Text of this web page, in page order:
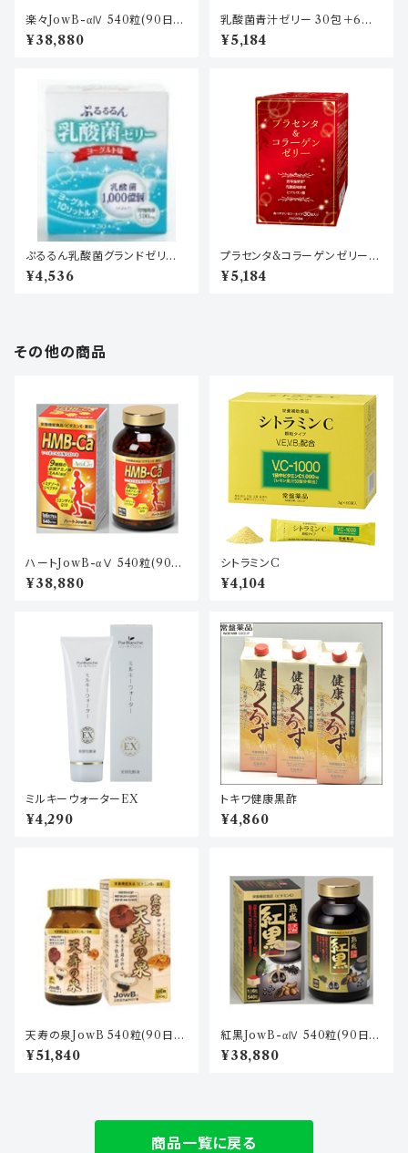
楽々JowB-αⅣ 540粒(90日
分)
¥38,880
乳酸菌青汁ゼリー 30包＋6包
(30日分)
¥5,184
ぷるるん乳酸菌グランドゼリーα
30包(30日分)
¥4,536
プラセンタ&コラーゲンゼリー(3
0包30日分)
¥5,184
その他の商品
ハートJowB-αⅤ 540粒(90日
分)
¥38,880
シトラミンC
¥4,104
ミルキーウォーターEX
¥4,290
トキワ健康黒酢
¥4,860
天寿の泉JowB 540粒(90日
分)
¥51,840
紅黒JowB-αⅣ 540粒(90日
分)
¥38,880
商品一覧に戻る